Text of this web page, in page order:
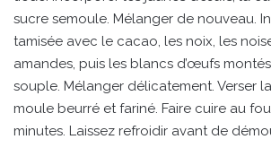
sucre semoule. Mélanger de nouveau.
tamisée avec le cacao, les noix, les
amandes, puis les blancs d’œufs
souple. Mélanger délicatement. Verser
moule beurré et fariné. Faire cuire au
minutes. Laissez refroidir avant de